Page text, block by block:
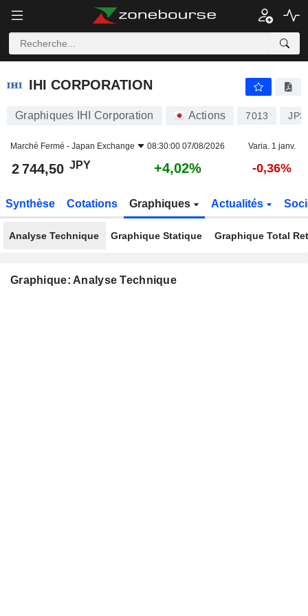
IHI CORPORATION
IHI CORPORATION
Graphiques IHI Corporation Actions 7013
Marché Fermé - Japan Exchange 08:30:00 07/08/2026 Varia. 1 janv.
2 744,50 JPY +4,02% -0,36%
Synthèse Cotations Graphiques Actualités
Analyse Technique Graphique Statique Graphique Total
Graphique: Analyse Technique